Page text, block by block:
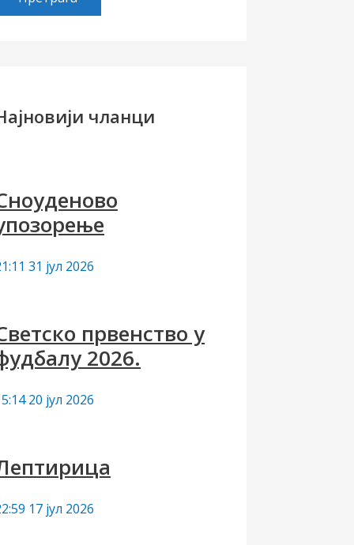
чланци
31 јул 2026
првенство у
2026.
20 јул 2026
17 јул 2026